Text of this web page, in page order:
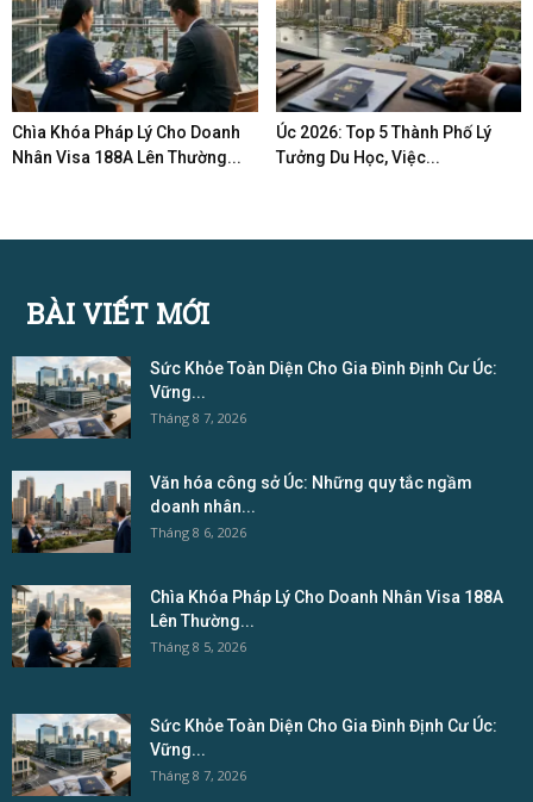
Chìa Khóa Pháp Lý Cho Doanh
Nhân Visa 188A Lên Thường...
Úc 2026: Top 5 Thành Phố Lý
Tưởng Du Học, Việc...
BÀI VIẾT MỚI
Sức Khỏe Toàn Diện Cho Gia Đình Định Cư Úc:
Vững...
Tháng 8 7, 2026
Văn hóa công sở Úc: Những quy tắc ngầm
doanh nhân...
Tháng 8 6, 2026
Chìa Khóa Pháp Lý Cho Doanh Nhân Visa 188A
Lên Thường...
Tháng 8 5, 2026
Sức Khỏe Toàn Diện Cho Gia Đình Định Cư Úc:
Vững...
Tháng 8 7, 2026